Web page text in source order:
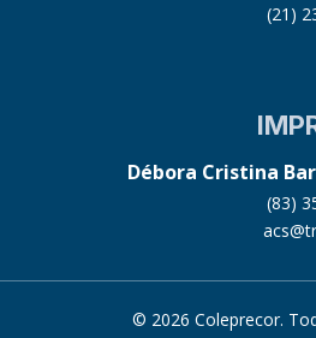
(21)
Débora Cristina
(83)
© 2026 Coleprecor.